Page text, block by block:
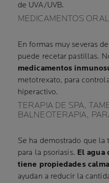
de UVA/UVB.
MEDICAMENTOS
En formas muy severas
puede recetar pastillas.
medicamentos
metotrexato, para
hiperactivo.
TERAPIA DE SPA,
BALNEOTERAPIA,
Se ha demostrado que la
para la psoriasis. El agua
tiene propiedades
ayudan a reducir la